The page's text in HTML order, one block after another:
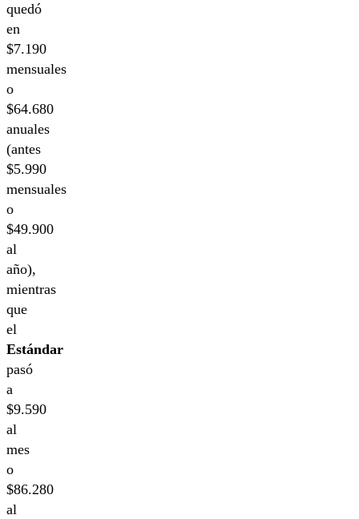
quedó
en
$7.190
mensuales
o
$64.680
anuales
(antes
$5.990
mensuales
o
$49.900
al
año),
mientras
que
el
Estándar
pasó
a
$9.590
al
mes
o
$86.280
al